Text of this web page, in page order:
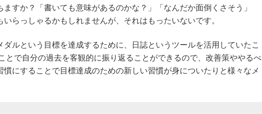
ますか？「書いても意味があるのかな？」「なんだか面倒くさそう」
らっしゃるかもしれませんが、それはもったいないです。
ルという目標を達成するために、日誌というツールを活用していたこ
とで自分の過去を客観的に振り返ることができるので、改善策ややるべ
にすることで目標達成のための新しい習慣が身についたりと様々なメ